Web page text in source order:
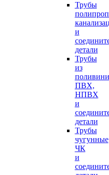
Трубы
и
детали
Трубы
из
ПВХ,
НПВХ
и
детали
Трубы
чугунные
ЧК
и